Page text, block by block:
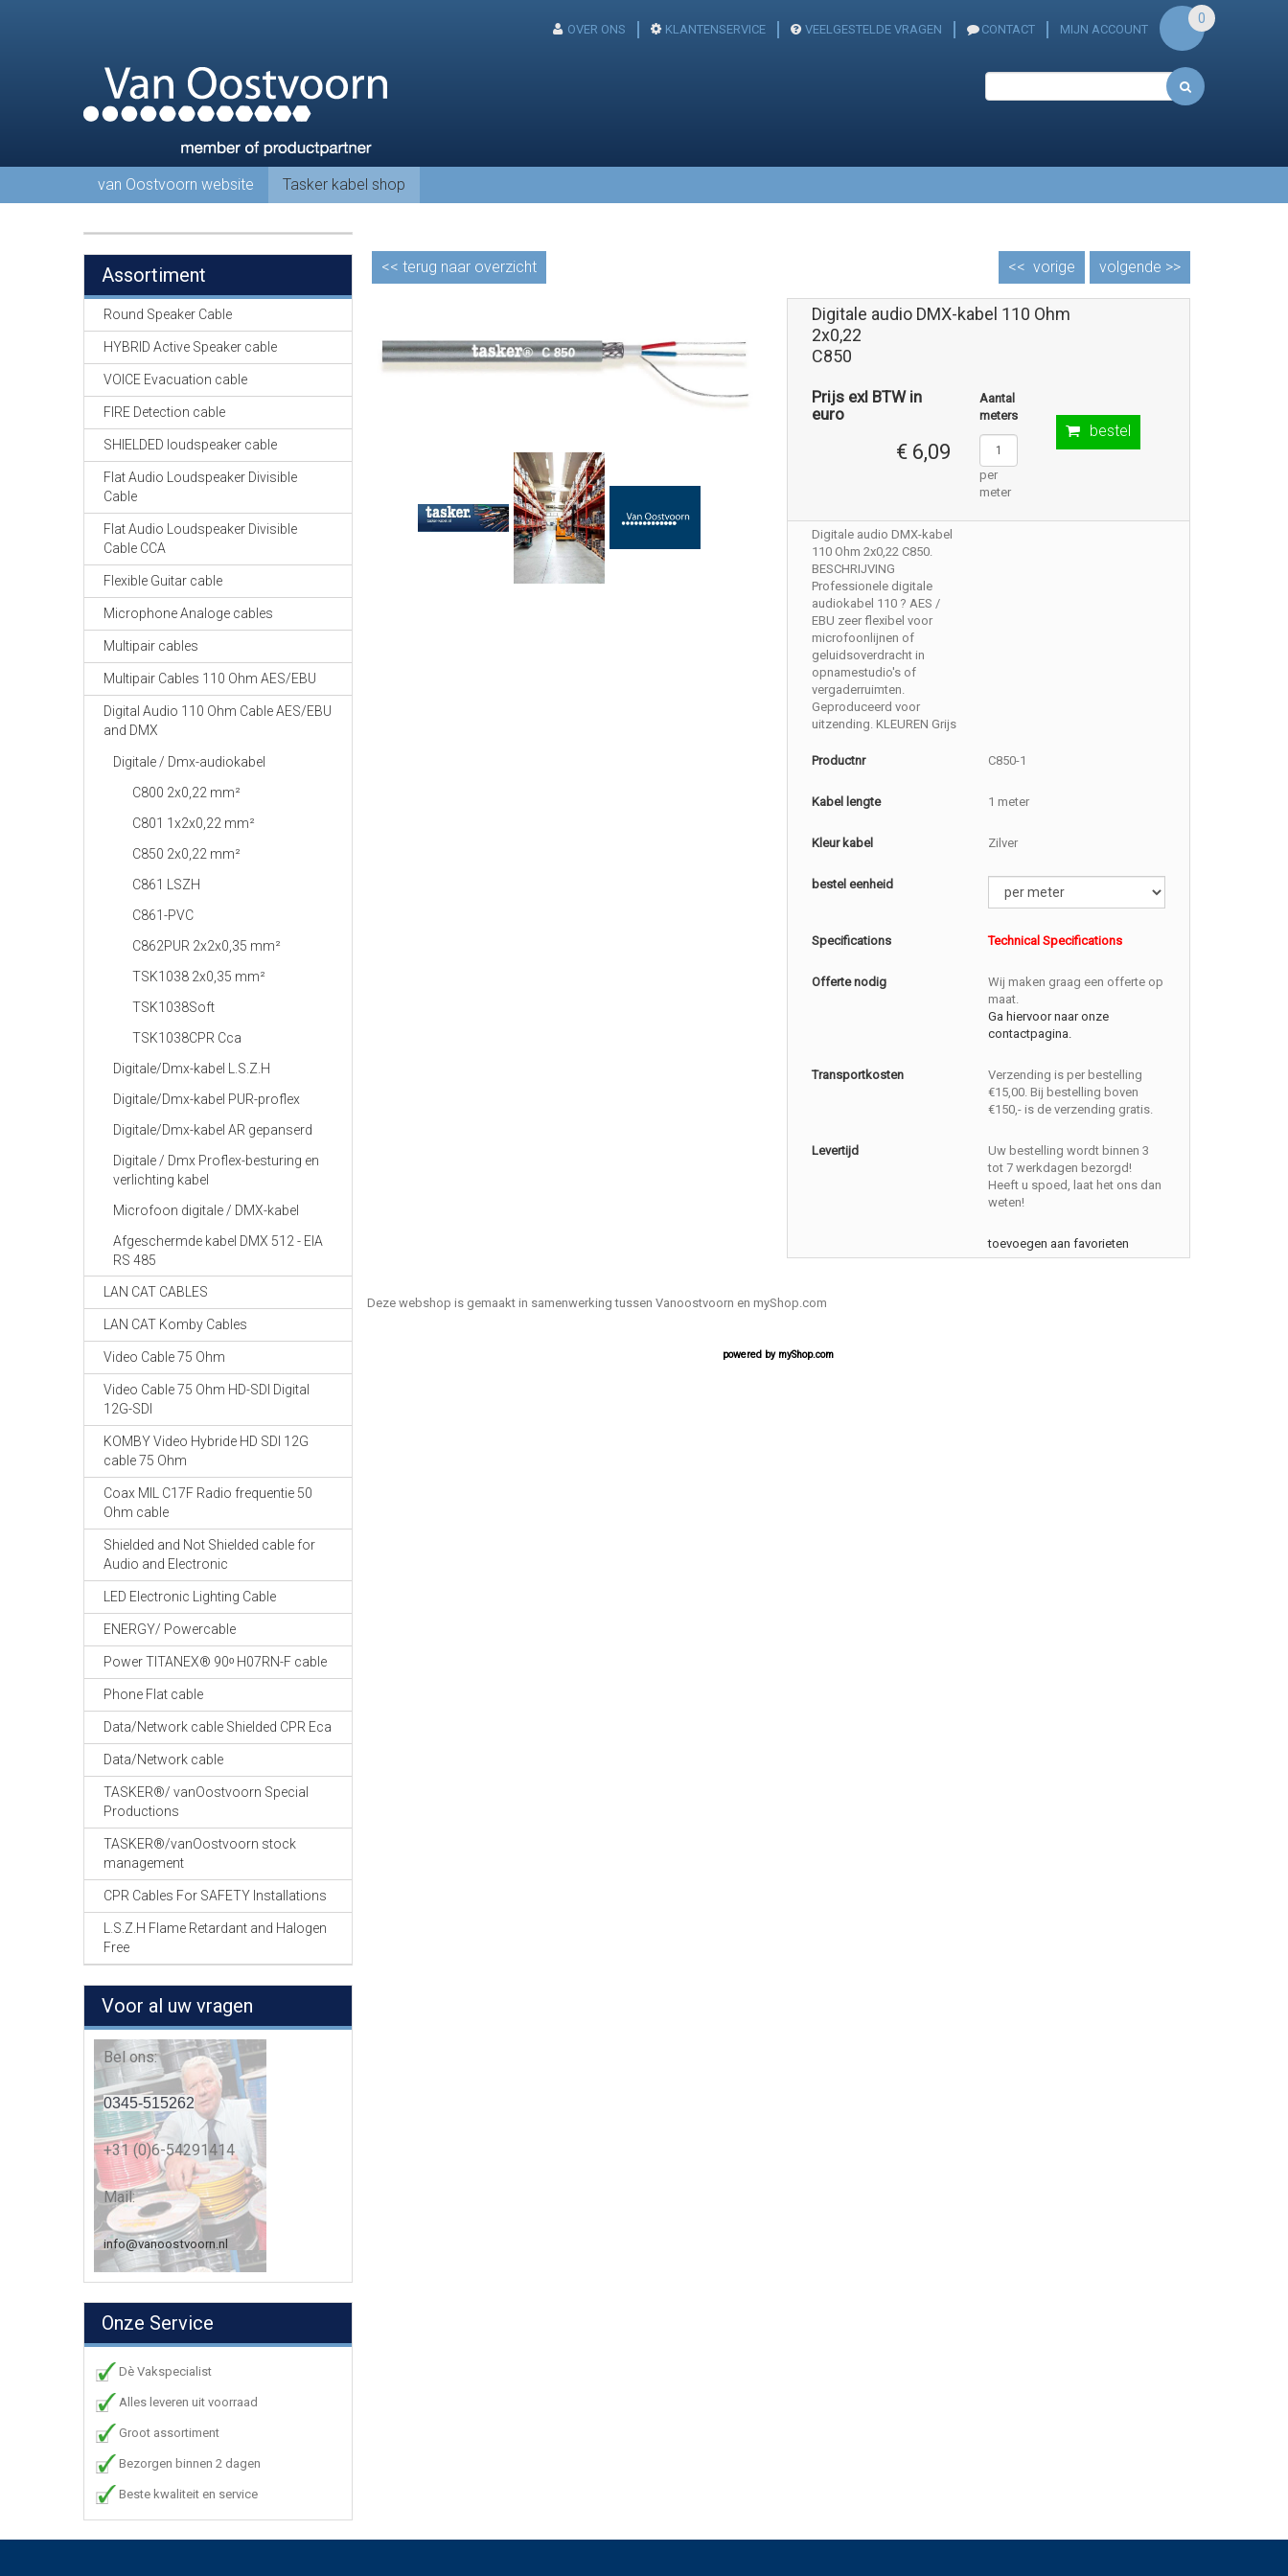
OVER ONS KLANTENSERVICE VEELGESTELDE VRAGEN CONTACT MIJN ACCOUNT
0
van Oostvoorn website Tasker kabel shop
Assortiment
Round Speaker Cable
HYBRID Active Speaker cable
VOICE Evacuation cable
FIRE Detection cable
SHIELDED loudspeaker cable
Flat Audio Loudspeaker Divisible
Cable
Flat Audio Loudspeaker Divisible
Cable CCA
Flexible Guitar cable
Microphone Analoge cables
Multipair cables
Multipair Cables 110 Ohm AES/EBU
Digital Audio 110 Ohm Cable AES/EBU
and DMX
Digitale / Dmx-audiokabel
C800 2x0,22 mm²
C801 1x2x0,22 mm²
C850 2x0,22 mm²
C861 LSZH
C861-PVC
C862PUR 2x2x0,35 mm²
TSK1038 2x0,35 mm²
TSK1038Soft
TSK1038CPR Cca
Digitale/Dmx-kabel L.S.Z.H
Digitale/Dmx-kabel PUR-proflex
Digitale/Dmx-kabel AR gepanserd
Digitale / Dmx Proflex-besturing en
verlichting kabel
Microfoon digitale / DMX-kabel
Afgeschermde kabel DMX 512 - EIA
RS 485
LAN CAT CABLES
LAN CAT Komby Cables
Video Cable 75 Ohm
Video Cable 75 Ohm HD-SDI Digital
12G-SDI
KOMBY Video Hybride HD SDI 12G
cable 75 Ohm
Coax MIL C17F Radio frequentie 50
Ohm cable
Shielded and Not Shielded cable for
Audio and Electronic
LED Electronic Lighting Cable
ENERGY/ Powercable
Power TITANEX® 90ᵒ H07RN-F cable
Phone Flat cable
Data/Network cable Shielded CPR Eca
Data/Network cable
TASKER®/ vanOostvoorn Special
Productions
TASKER®/vanOostvoorn stock
management
CPR Cables For SAFETY Installations
L.S.Z.H Flame Retardant and Halogen
Free
Voor al uw vragen
Bel ons:
0345-515262
+31 (0)6-54291414
Mail:
info@vanoostvoorn.nl
Onze Service
Dè Vakspecialist
Alles leveren uit voorraad
Groot assortiment
Bezorgen binnen 2 dagen
Beste kwaliteit en service
<< terug naar overzicht volgende >>
<< vorige
Digitale audio DMX-kabel 110 Ohm
2x0,22
C850
Prijs exl BTW in
euro
€ 6,09
Aantal
meters
per
meter
bestel
Digitale audio DMX-kabel
110 Ohm 2x0,22 C850.
BESCHRIJVING
Professionele digitale
audiokabel 110 ? AES /
EBU zeer flexibel voor
microfoonlijnen of
geluidsoverdracht in
opnamestudio's of
vergaderruimten.
Geproduceerd voor
uitzending. KLEUREN Grijs
Productnr C850-1
Kabel lengte 1 meter
Kleur kabel Zilver
bestel eenheid
Specifications Technical Specifications
Offerte nodig
Wij maken graag een offerte op
maat.
Ga hiervoor naar onze
contactpagina.
Transportkosten
Verzending is per bestelling
€15,00. Bij bestelling boven
€150,- is de verzending gratis.
Levertijd
Uw bestelling wordt binnen 3
tot 7 werkdagen bezorgd!
Heeft u spoed, laat het ons dan
weten!
toevoegen aan favorieten
Deze webshop is gemaakt in samenwerking tussen Vanoostvoorn en myShop.com
powered by myShop.com